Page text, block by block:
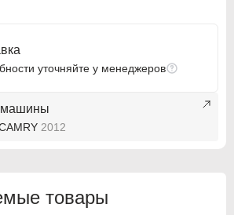
уточняйте у менеджеров
машины
2012
товары
PSA
PSA